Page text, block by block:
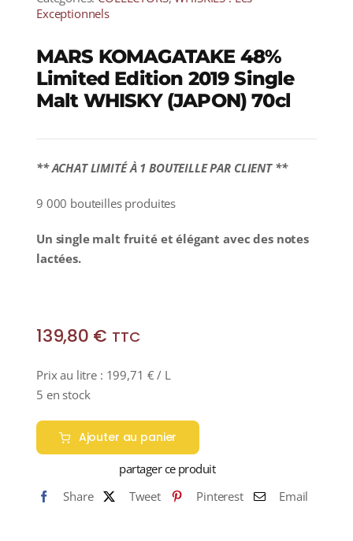
Exceptionnels
MARS KOMAGATAKE 48%
Limited Edition 2019 Single
Malt WHISKY (JAPON) 70cl
** ACHAT LIMITÉ À 1 BOUTEILLE PAR CLIENT **
9 000 bouteilles produites
Un single malt fruité et élégant avec des notes
lactées.
139,80 € TTC
Prix au litre : 199,71 € / L
5 en stock
Ajouter au panier
partager ce produit
Share
Tweet Pinterest Email